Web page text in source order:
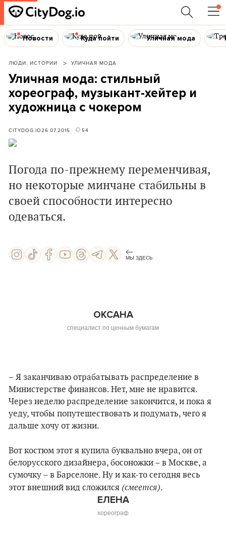
Новости Куда пойти Уличная мода
ЛЮДИ, ИСТОРИИ УЛИЧНАЯ МОДА
Уличная мода: стильный
хореограф, музыкант-хейтер и
художница с чокером
CITYDOG.IO26.07.2015 54
Погода по-прежнему переменчивая,
но некоторые минчане стабильны в
своей способности интересно
одеваться.
МЫ ЗДЕСЬ
ОКСАНА
специалист по ценным бумагам
– Я заканчиваю отрабатывать распределение в
Министерстве финансов. Нет, мне не нравится.
Через неделю распределение закончится, и пока я
уеду, чтобы попутешествовать и подумать, чего я
дальше хочу от жизни.
Вот костюм этот я купила буквально вчера, он от
белорусского дизайнера, босоножки – в Москве, а
сумочку – в Барселоне. Ну и как-то сегодня весь
этот внешний вид сложился (смеется).
ЕЛЕНА
хореограф